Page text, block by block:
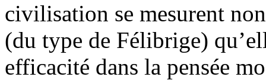
civilisation se mesurent
(du type de Félibrige)
efficacité dans la pensée